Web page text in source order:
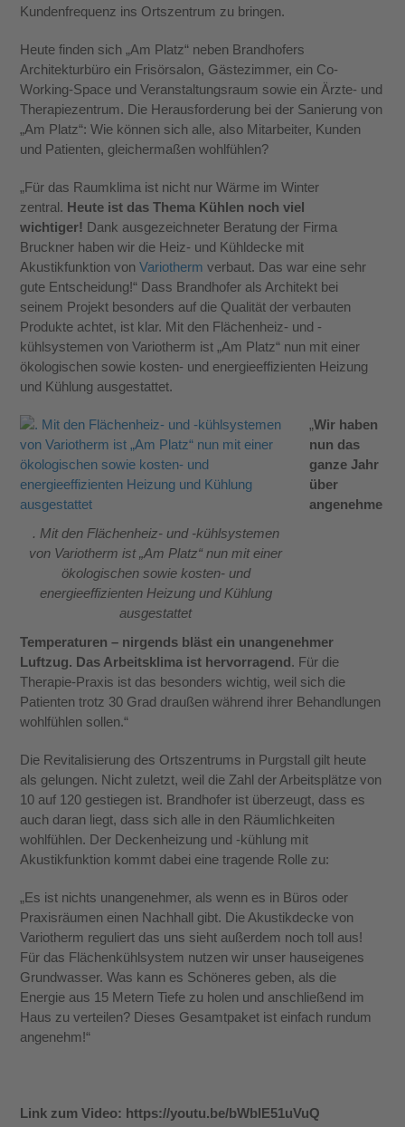
Kundenfrequenz ins Ortszentrum zu bringen.
Heute finden sich „Am Platz“ neben Brandhofers
Architekturbüro ein Frisörsalon, Gästezimmer, ein Co-
Working-Space und Veranstaltungsraum sowie ein Ärzte- und
Therapiezentrum. Die Herausforderung bei der Sanierung von
„Am Platz“: Wie können sich alle, also Mitarbeiter, Kunden
und Patienten, gleichermaßen wohlfühlen?
„Für das Raumklima ist nicht nur Wärme im Winter
zentral. Heute ist das Thema Kühlen noch viel
wichtiger! Dank ausgezeichneter Beratung der Firma
Bruckner haben wir die Heiz- und Kühldecke mit
Akustikfunktion vonVariotherm verbaut. Das war eine sehr
gute Entscheidung!“ Dass Brandhofer als Architekt bei
seinem Projekt besonders auf die Qualität der verbauten
Produkte achtet, ist klar. Mit den Flächenheiz- und -
kühlsystemen von Variotherm ist „Am Platz“ nun mit einer
ökologischen sowie kosten- und energieeffizienten Heizung
und Kühlung ausgestattet.
. Mit den Flächenheiz- und -kühlsystemen
von Variotherm ist „Am Platz“ nun mit einer
ökologischen sowie kosten- und
energieeffizienten Heizung und Kühlung
ausgestattet
„Wir haben
nun das
ganze Jahr
über
angenehme
Temperaturen – nirgends bläst ein unangenehmer
Luftzug. Das Arbeitsklima ist hervorragend. Für die
Therapie-Praxis ist das besonders wichtig, weil sich die
Patienten trotz 30 Grad draußen während ihrer Behandlungen
wohlfühlen sollen.“
Die Revitalisierung des Ortszentrums in Purgstall gilt heute
als gelungen. Nicht zuletzt, weil die Zahl der Arbeitsplätze von
10 auf 120 gestiegen ist. Brandhofer ist überzeugt, dass es
auch daran liegt, dass sich alle in den Räumlichkeiten
wohlfühlen. Der Deckenheizung und -kühlung mit
Akustikfunktion kommt dabei eine tragende Rolle zu:
„Es ist nichts unangenehmer, als wenn es in Büros oder
Praxisräumen einen Nachhall gibt. Die Akustikdecke von
Variotherm reguliert das uns sieht außerdem noch toll aus!
Für das Flächenkühlsystem nutzen wir unser hauseigenes
Grundwasser. Was kann es Schöneres geben, als die
Energie aus 15 Metern Tiefe zu holen und anschließend im
Haus zu verteilen? Dieses Gesamtpaket ist einfach rundum
angenehm!“
Link zum Video: https://youtu.be/bWblE51uVuQ